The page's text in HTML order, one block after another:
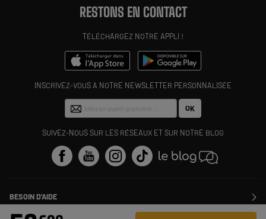
RESTONS EN CONTACT
TÉLÉCHARGEZ NOTRE APPLI !
INSCRIVEZ-VOUS À NOTRE NEWSLETTER PERSONNALISÉE
OK
SUIVEZ-NOUS SUR LES RÉSEAUX ET SUR NOTRE BLOG
BESOIN D'AIDE
Contactez-nous
ELECTRO DEPOT